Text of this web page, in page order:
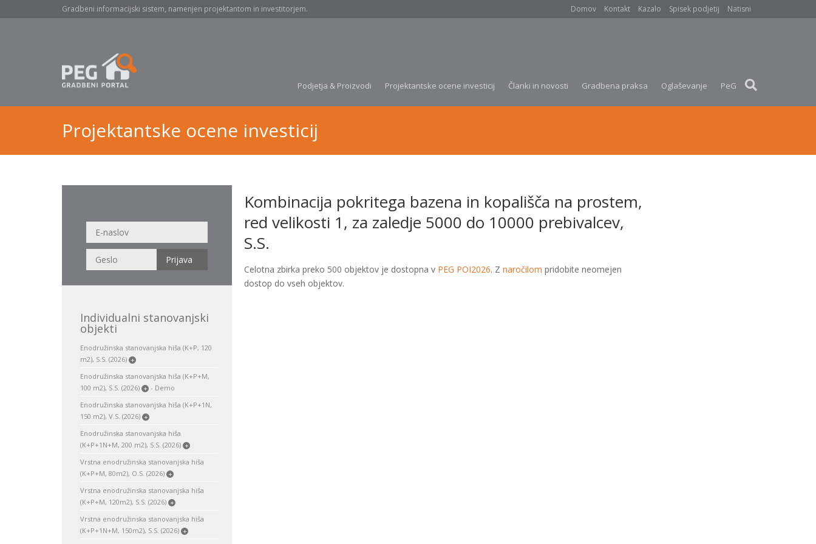
Gradbeni informacijski sistem, namenjen projektantom in investitorjem. Domov Kontakt Kazalo Spisek podjetij Natisni
Podjetja & Proizvodi Projektantske ocene investicij Članki in novosti Gradbena praksa Oglaševanje PeG
Projektantske ocene investicij
Individualni stanovanjski
objekti
Enodružinska stanovanjska hiša (K+P, 120
m2), S.S. (2026) +
Enodružinska stanovanjska hiša (K+P+M,
100 m2), S.S. (2026) + - Demo
Enodružinska stanovanjska hiša (K+P+1N,
150 m2), V.S. (2026) +
Enodružinska stanovanjska hiša
(K+P+1N+M, 200 m2), S.S. (2026) +
Vrstna enodružinska stanovanjska hiša
(K+P+M, 80m2), O.S. (2026) +
Vrstna enodružinska stanovanjska hiša
(K+P+M, 120m2), S.S. (2026) +
Vrstna enodružinska stanovanjska hiša
(K+P+1N+M, 150m2), S.S. (2026) +
Kombinacija pokritega bazena in kopališča na prostem,
red velikosti 1, za zaledje 5000 do 10000 prebivalcev,
S.S.
Celotna zbirka preko 500 objektov je dostopna v PEG POI2026. Z naročilom pridobite neomejen
dostop do vseh objektov.